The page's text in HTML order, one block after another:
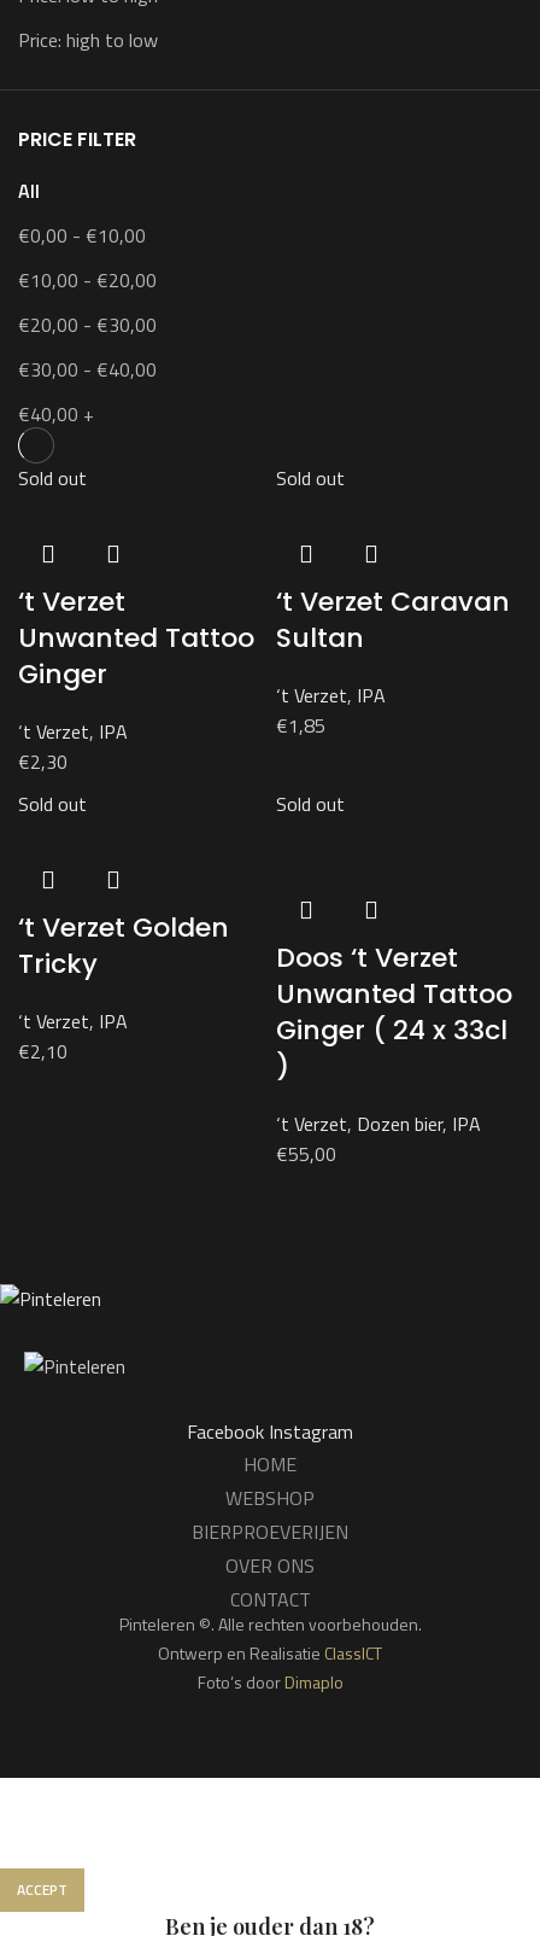
Price: high to low
PRICE FILTER
All
€0,00 - €10,00
€10,00 - €20,00
€20,00 - €30,00
€30,00 - €40,00
€40,00 +
Sold out
‘t Verzet
Unwanted Tattoo
Ginger
‘t Verzet, IPA
€2,30
Sold out
‘t Verzet Caravan
Sultan
‘t Verzet, IPA
€1,85
Sold out
‘t Verzet Golden
Tricky
‘t Verzet, IPA
€2,10
Sold out
Doos ‘t Verzet
Unwanted Tattoo
Ginger ( 24 x 33cl
)
‘t Verzet, Dozen bier, IPA
€55,00
Facebook Instagram
HOME
WEBSHOP
BIERPROEVERIJEN
OVER ONS
CONTACT
Pinteleren ©. Alle rechten voorbehouden.
Ontwerp en Realisatie ClassICT
Foto’s doorDimaplo
ACCEPT
Ben je ouder dan 18?